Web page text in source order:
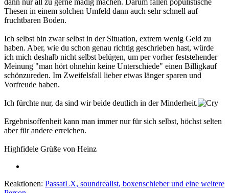
Thesen in einem solchen Umfeld dann auch sehr schnell auf
fruchtbaren Boden.
Ich selbst bin zwar selbst in der Situation, extrem wenig Geld zu
haben. Aber, wie du schon genau richtig geschrieben hast, würde
ich mich deshalb nicht selbst belügen, um per vorher feststehender
Meinung "man hört ohnehin keine Unterschiede" einen Billigkauf
schönzureden. Im Zweifelsfall lieber etwas länger sparen und
Vorfreude haben.
Ich fürchte nur, da sind wir beide deutlich in der Minderheit.
Ergebnisoffenheit kann man immer nur für sich selbst, höchst selten
aber für andere erreichen.
Highfidele Grüße von Heinz
Reaktionen: PassatLX, soundrealist, boxenschieberund eine weitere